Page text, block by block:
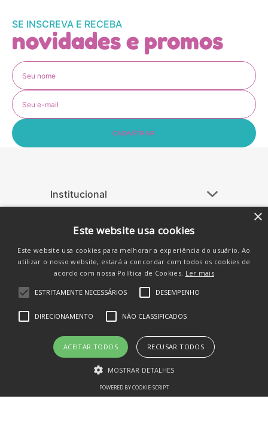
SE INSCREVA E RECEBA
novidades e promos
CADASTRAR
Institucional
+
Atendimento
Siga-nos nas Redes
×
Este website usa cookies
Este website usa cookies para melhorar a experiência do usuário. Ao
utilizar o nosso website, estará a concordar com todos os cookies de
acordo com nossa Política de Cookies. Ler mais
ESTRITAMENTE NECESSÁRIOS DESEMPENHO
DIRECIONAMENTO NÃO CLASSIFICADOS
ACEITAR TODOS RECUSAR TODOS
MOSTRAR DETALHES
POWERED BY COOKIE-SCRIPT